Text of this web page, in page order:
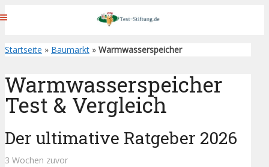
Startseite » Baumarkt » Warmwasserspeicher
Warmwasserspeicher
Test & Vergleich
Der ultimative Ratgeber 2026
3 Wochen zuvor